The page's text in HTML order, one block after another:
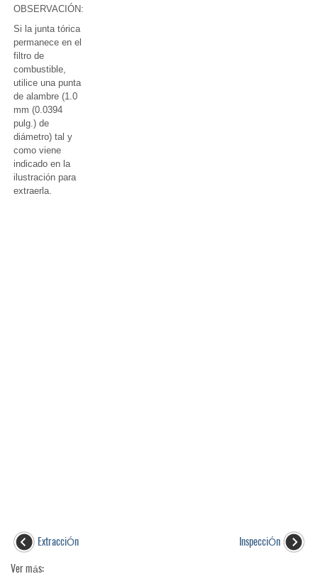
OBSERVACIÓN:
Si la junta tórica
permanece en el
filtro de
combustible,
utilice una punta
de alambre (1.0
mm (0.0394
pulg.) de
diámetro) tal y
como viene
indicado en la
ilustración para
extraerla.
ExtracciÓn
InspecciÓn
Ver más: